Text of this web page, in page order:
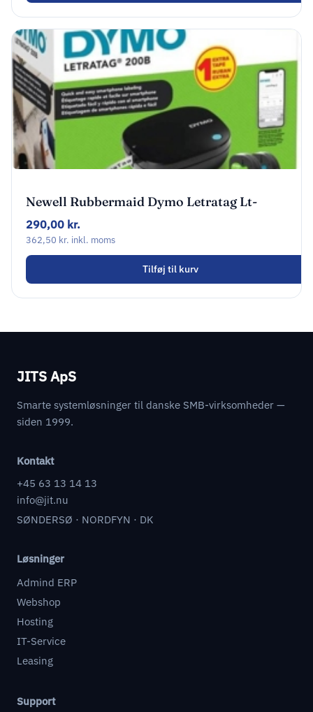
Newell Rubbermaid Dymo Letratag Lt-
200B Valuepack Labelprinter
290,00 kr.
362,50 kr. inkl. moms
Tilføj til kurv
JITS ApS
Smarte systemløsninger til danske SMB-virksomheder —
siden 1999.
Kontakt
+45 63 13 14 13
info@jit.nu
SØNDERSØ · NORDFYN · DK
Løsninger
Admind ERP
Webshop
Hosting
IT-Service
Leasing
Support